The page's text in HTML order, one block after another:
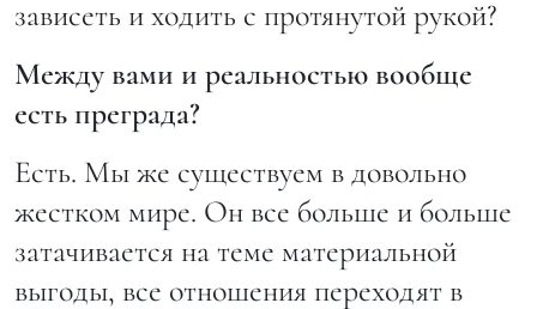
зависеть и ходить с протянутой рукой?
Между вами и реальностью вообще
есть преграда?
Есть. Мы же существуем в довольно
жестком мире. Он все больше и больше
затачивается на теме материальной
выгоды, все отношения переходят в